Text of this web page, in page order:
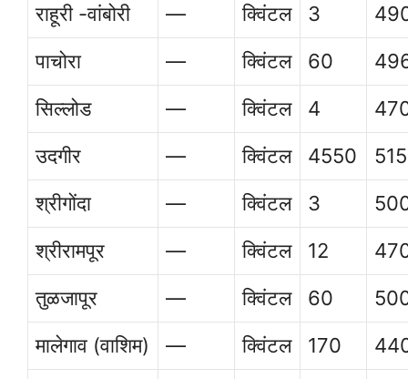
राहूरी -वांबोरी — क्विंटल 3
पाचोरा
— क्विंटल 60
सिल्लोड
— क्विंटल 4
उदगीर
— क्विंटल 4550
श्रीगोंदा
— क्विंटल 3
श्रीरामपूर
— क्विंटल 12
तुळजापूर
— क्विंटल 60
मालेगाव (वाशिम)
— क्विंटल 170